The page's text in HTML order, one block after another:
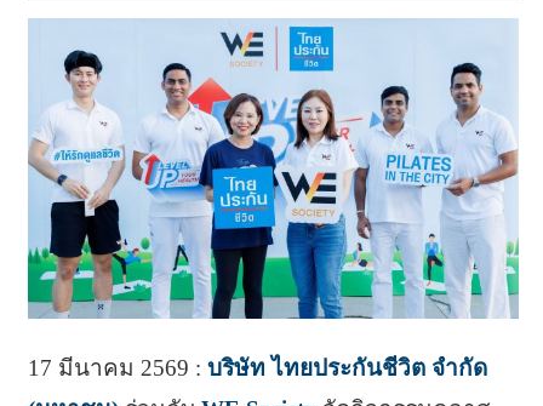
17 มีนาคม 2569 : บริษัท ไทยประกันชีวิต จำกัด